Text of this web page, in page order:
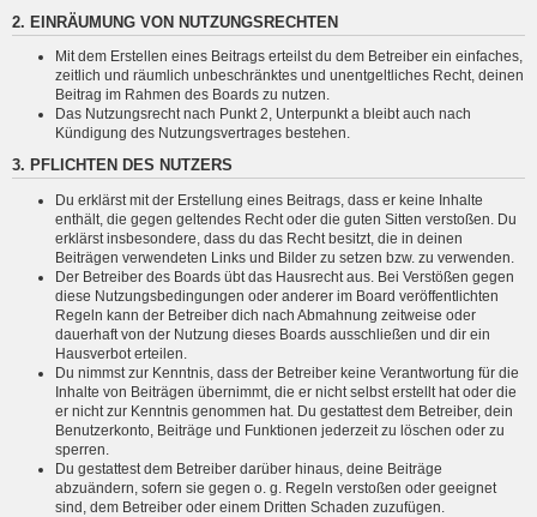
2. EINRÄUMUNG VON NUTZUNGSRECHTEN
Mit dem Erstellen eines Beitrags erteilst du dem Betreiber ein einfaches,
zeitlich und räumlich unbeschränktes und unentgeltliches Recht, deinen
Beitrag im Rahmen des Boards zu nutzen.
Das Nutzungsrecht nach Punkt 2, Unterpunkt a bleibt auch nach
Kündigung des Nutzungsvertrages bestehen.
3. PFLICHTEN DES NUTZERS
Du erklärst mit der Erstellung eines Beitrags, dass er keine Inhalte
enthält, die gegen geltendes Recht oder die guten Sitten verstoßen. Du
erklärst insbesondere, dass du das Recht besitzt, die in deinen
Beiträgen verwendeten Links und Bilder zu setzen bzw. zu verwenden.
Der Betreiber des Boards übt das Hausrecht aus. Bei Verstößen gegen
diese Nutzungsbedingungen oder anderer im Board veröffentlichten
Regeln kann der Betreiber dich nach Abmahnung zeitweise oder
dauerhaft von der Nutzung dieses Boards ausschließen und dir ein
Hausverbot erteilen.
Du nimmst zur Kenntnis, dass der Betreiber keine Verantwortung für die
Inhalte von Beiträgen übernimmt, die er nicht selbst erstellt hat oder die
er nicht zur Kenntnis genommen hat. Du gestattest dem Betreiber, dein
Benutzerkonto, Beiträge und Funktionen jederzeit zu löschen oder zu
sperren.
Du gestattest dem Betreiber darüber hinaus, deine Beiträge
abzuändern, sofern sie gegen o. g. Regeln verstoßen oder geeignet
sind, dem Betreiber oder einem Dritten Schaden zuzufügen.